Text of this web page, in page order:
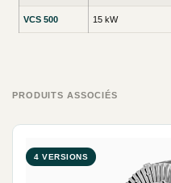
VCS 500 15 kW
PRODUITS ASSOCIÉS
4 VERSIONS